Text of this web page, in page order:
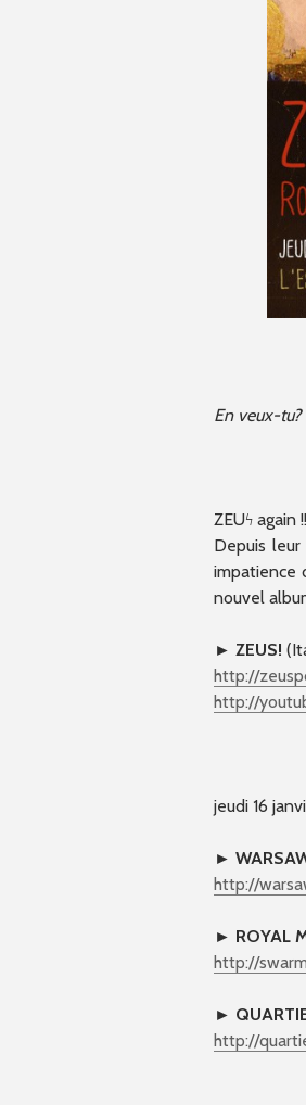
En veux-tu?
ZEUϟ again
Depuis
impatience
nouvel
► ZEUS!
http://
http://
jeudi 16
►
http://
► ROYAL
http://
►
http://